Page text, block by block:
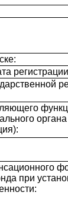
при